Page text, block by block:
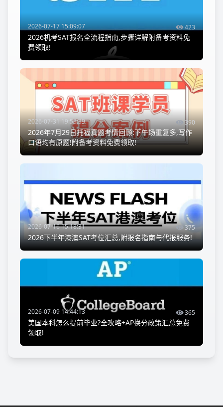
2026-07-17 15:09:07 423
2026机考SAT报名全流程指南,步骤详解附备考资料免
费领取!
2026-07-31 19:53:39 390
2026年7月29日托福真题考情回顾:下午场重复多,写作
口语均有原题!附备考资料免费领取!
2026-07-16 15:18:31 375
2026下半年港澳SAT考位汇总,附报名指南与代报服务!
2026-07-09 14:44:13 365
美国本科怎么提前毕业?全攻略+AP换分政策汇总免费
领取!